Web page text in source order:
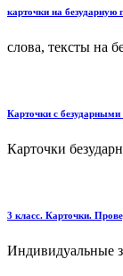
карточки на безударную
слова, тексты на
Карточки с
Карточки
3 класс. Карточки.
Индивидуальные